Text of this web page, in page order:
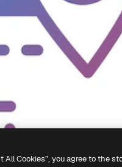
All Cookies”, you agree to the